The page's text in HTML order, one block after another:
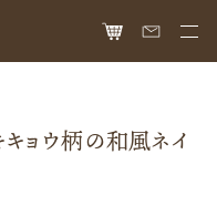
ョウ柄の和風ネイ